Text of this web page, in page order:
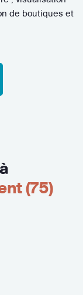
de boutiques et
(75)